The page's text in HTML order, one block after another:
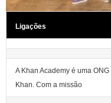
Ligações
A Khan Academy é uma
Khan. Com a missão